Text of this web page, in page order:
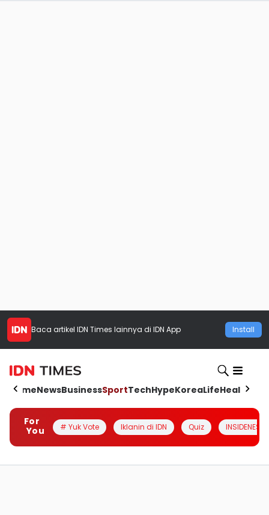
Baca artikel IDN Times lainnya di IDN App Install
HomeNewsBusinessSportTechHypeKoreaLifeHealth
For
You
# Yuk Vote Iklanin di IDN Quiz INSIDENESIA